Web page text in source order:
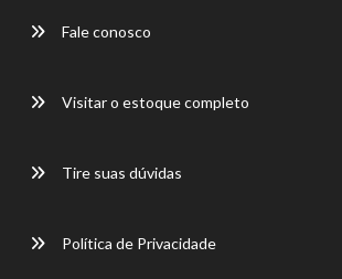
Fale conosco
Visitar o estoque completo
Tire suas dúvidas
Política de Privacidade